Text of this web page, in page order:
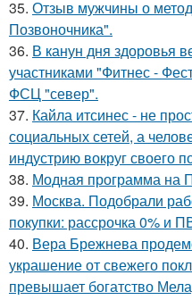
35. Отзыв мужчины о
Позвоночника".
36. В канун дня здоровья
участниками "Фитнес -
ФСЦ "север".
37. Кайла итсинес - не
социальных сетей, а
индустрию вокруг своего
38. Модная программа
39. Москва. Подобрали
покупки: рассрочка 0% и
40. Вера Брежнева
украшение от свежего
превышает богатство